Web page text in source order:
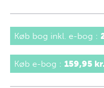
Køb bog inkl. e-bog :
Køb e-bog : 159,95 kr.